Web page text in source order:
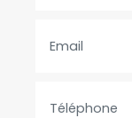
Email
Téléphone